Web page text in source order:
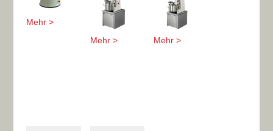
Mehr >
Mehr > Mehr >